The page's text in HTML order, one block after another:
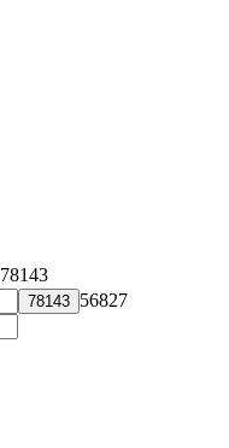
78143
56827